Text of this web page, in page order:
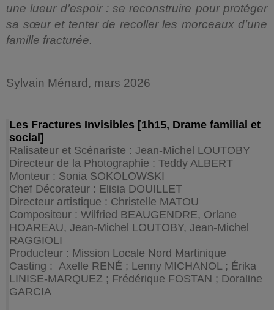
une lueur d’espoir : se reconstruire pour protéger
sa sœur et tenter de recoller les morceaux d’une
famille fracturée.
Sylvain Ménard, mars 2026
Les Fractures Invisibles [1h15, Drame familial et
social]
Ralisateur et Scénariste : Jean-Michel LOUTOBY
Directeur de la Photographie : Teddy ALBERT
Monteur : Sonia SOKOLOWSKI
Chef Décorateur : Elisia DOUILLET
Directeur artistique : Christelle MATOU
Compositeur : Wilfried BEAUGENDRE, Orlane
HOAREAU, Jean-Michel LOUTOBY, Jean-Michel
RAGGIOLI
Producteur : Mission Locale Nord Martinique
Casting : Axelle RENÉ ; Lenny MICHANOL ; Érika
LINISE-MARQUEZ ; Frédérique FOSTAN ; Doraline
GARCIA